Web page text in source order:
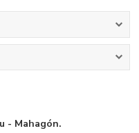
- Mahagón.